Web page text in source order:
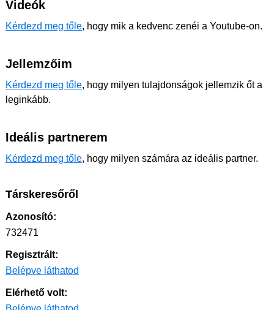
Videók
Kérdezd meg tőle, hogy mik a kedvenc zenéi a Youtube-on.
Jellemzőim
Kérdezd meg tőle, hogy milyen tulajdonságok jellemzik őt a
leginkább.
Ideális partnerem
Kérdezd meg tőle, hogy milyen számára az ideális partner.
Társkeresőről
Azonosító:
732471
Regisztrált:
Belépve láthatod
Elérhető volt: